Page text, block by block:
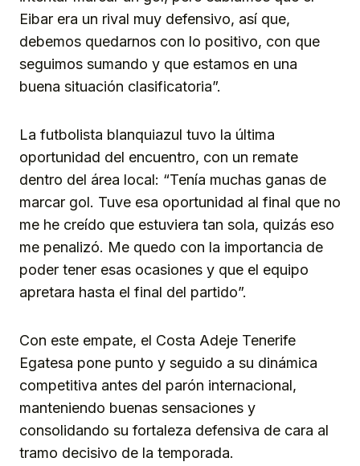
Eibar era un rival muy defensivo, así que,
debemos quedarnos con lo positivo, con que
seguimos sumando y que estamos en una
buena situación clasificatoria”.
La futbolista blanquiazul tuvo la última
oportunidad del encuentro, con un remate
dentro del área local: “Tenía muchas ganas de
marcar gol. Tuve esa oportunidad al final que no
me he creído que estuviera tan sola, quizás eso
me penalizó. Me quedo con la importancia de
poder tener esas ocasiones y que el equipo
apretara hasta el final del partido”.
Con este empate, el Costa Adeje Tenerife
Egatesa pone punto y seguido a su dinámica
competitiva antes del parón internacional,
manteniendo buenas sensaciones y
consolidando su fortaleza defensiva de cara al
tramo decisivo de la temporada.